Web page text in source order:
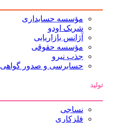
مؤسسه حسابداری
شریک اودو
آژانس بازاریابی
مؤسسه حقوقی
جذب نیرو
حسابرسی و صدور گواهی
تولید
نساجی
فلزکاری